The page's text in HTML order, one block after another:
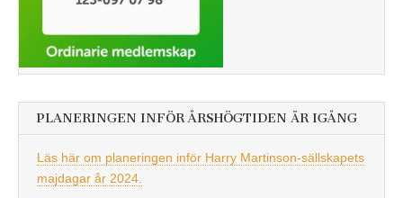
PLANERINGEN INFÖR ÅRSHÖGTIDEN ÄR IGÅNG
Läs här om planeringen inför Harry Martinson-sällskapets
majdagar år 2024.